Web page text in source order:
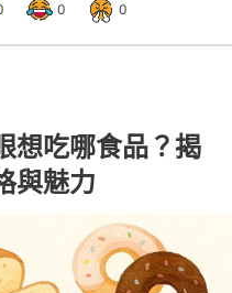
0 0
想吃哪食品？揭
與魅力